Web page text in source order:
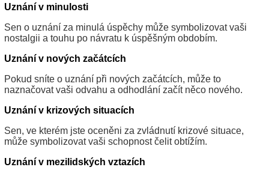
Uznání v minulosti
Sen o uznání za minulá úspěchy může symbolizovat vaši
nostalgii a touhu po návratu k úspěšným obdobím.
Uznání v nových začátcích
Pokud sníte o uznání při nových začátcích, může to
naznačovat vaši odvahu a odhodlání začít něco nového.
Uznání v krizových situacích
Sen, ve kterém jste oceněni za zvládnutí krizové situace,
může symbolizovat vaši schopnost čelit obtížím.
Uznání v mezilidských vztazích